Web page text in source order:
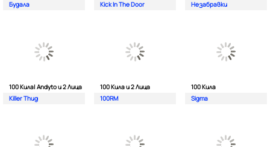
Будала
Kick In The Door
Незабравки
100 Кила| Andyto и 2 Лица
Killer Thug
100 Кила и 2 Лица
100RM
100 Кила
Sigma